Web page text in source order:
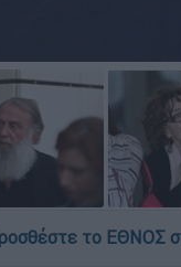
το ΕΘΝΟΣ